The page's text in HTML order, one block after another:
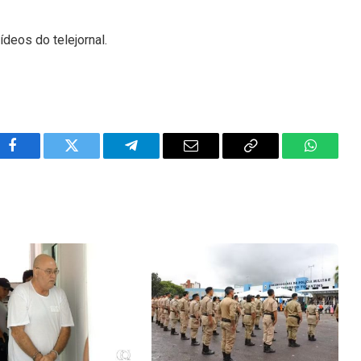
do telejornal.
Facebook Twitter Telegram Email
Copy